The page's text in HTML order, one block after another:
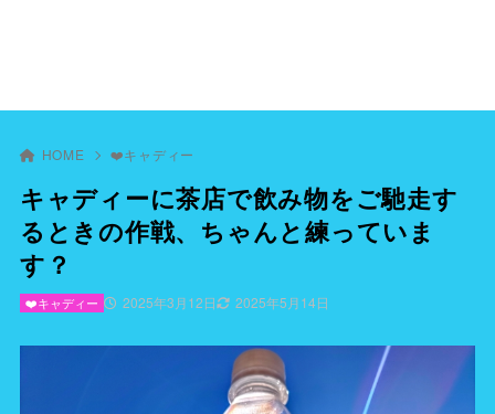
HOME ❤️キャディー
キャディーに茶店で飲み物をご馳走す
るときの作戦、ちゃんと練っていま
す？
2025年3月12日 2025年5月14日
❤️キャディー